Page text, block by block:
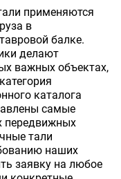
применяются
в
балке.
делают
важных объектах,
каталога
самые
передвижных
тали
наших
заявку на любое